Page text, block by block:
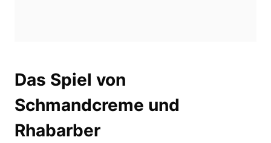
Das Spiel von
Schmandcreme und
Rhabarber